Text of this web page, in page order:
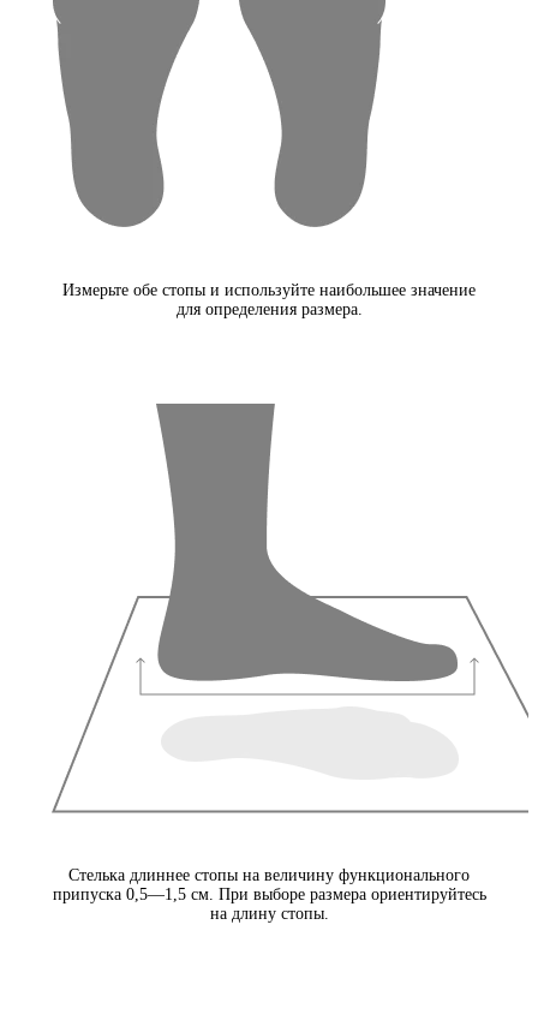
Измерьте обе стопы и используйте наибольшее значение
для определения размера.
Стелька длиннее стопы на величину функционального
припуска 0,5—1,5 см. При выборе размера ориентируйтесь
на длину стопы.